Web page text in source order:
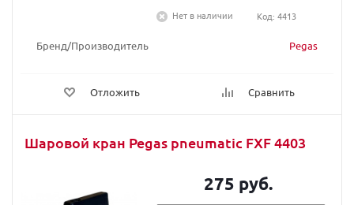
Бренд/Производитель Pegas
Отложить Сравнить
Нет в наличии
Код: 4413
Шаровой кран Pegas pneumatic FXF 4403
275 руб.